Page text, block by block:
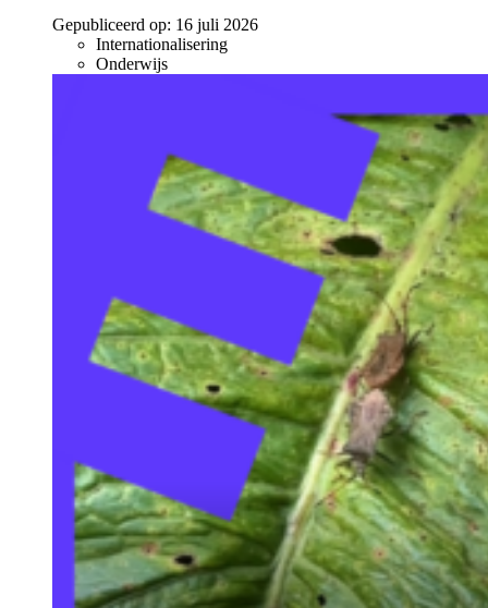
Gepubliceerd op: 16 juli 2026
Internationalisering
Onderwijs